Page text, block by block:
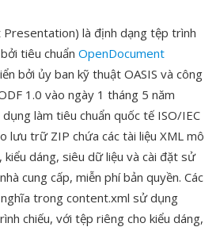
là định dạng tệp trình
tiêu chuẩn OpenDocument
bởi ủy ban kỹ thuật OASIS và công
1.0 vào ngày 1 tháng 5 năm
làm tiêu chuẩn quốc tế ISO/IEC
lưu trữ ZIP chứa các tài liệu XML mô
kiểu dáng, siêu dữ liệu và cài đặt sử
cung cấp, miễn phí bản quyền. Các
trong content.xml sử dụng
chiếu, với tệp riêng cho kiểu dáng,